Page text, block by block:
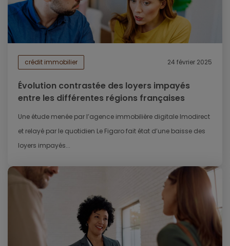
crédit immobilier 24 février 2025
Évolution contrastée des loyers impayés
entre les différentes régions françaises
Une étude menée par l’agence immobilière digitale Imodirect
et relayé par le quotidien Le Figaro fait état d’une baisse des
loyers impayés...